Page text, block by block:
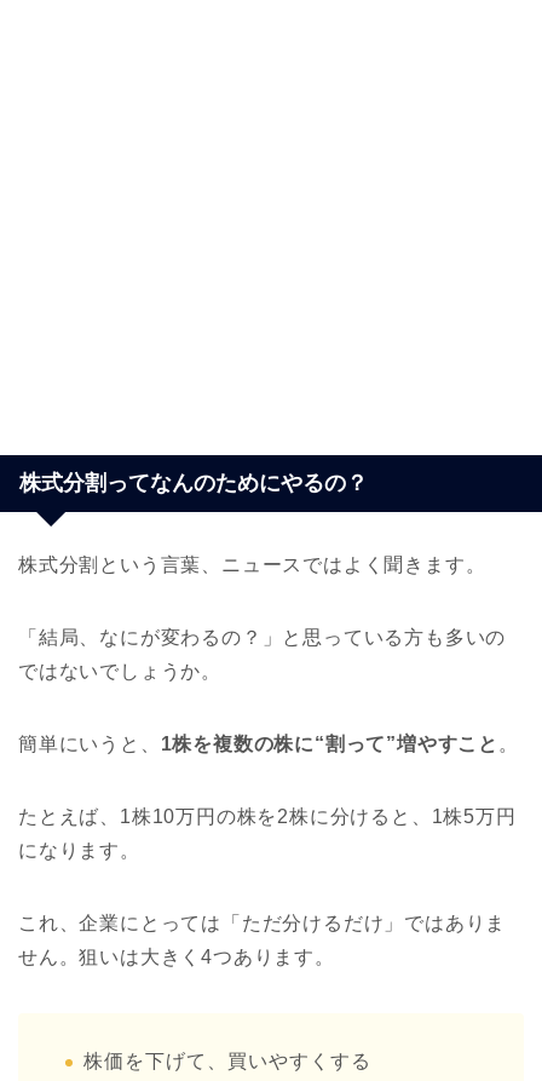
株式分割ってなんのためにやるの？
株式分割という言葉、ニュースではよく聞きます。
「結局、なにが変わるの？」と思っている方も多いの
ではないでしょうか。
簡単にいうと、 1株を複数の株に“割って”増やすこと 。
たとえば、1株10万円の株を2株に分けると、1株5万円
になります。
これ、企業にとっては「ただ分けるだけ」ではありま
せん。狙いは大きく4つあります。
株価を下げて、買いやすくする